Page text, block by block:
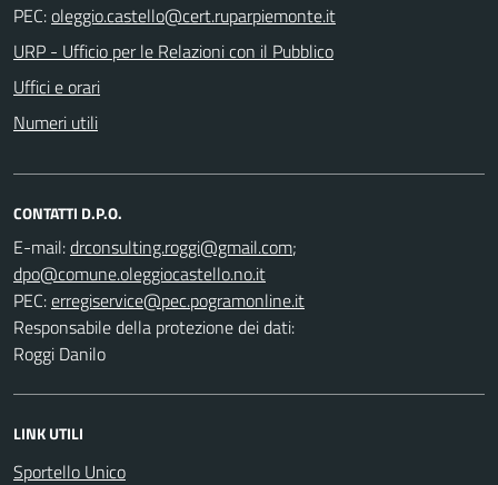
PEC:
URP - Ufficio per le Relazioni con il Pubblico
Uffici e orari
Numeri utili
CONTATTI D.P.O.
E-mail:
;
PEC:
Responsabile della protezione dei dati:
Roggi Danilo
LINK UTILI
Sportello Unico